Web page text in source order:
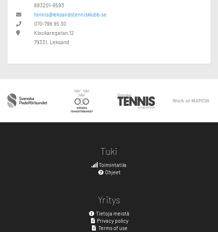
883201-9593
tennis@leksandstennisklubb.se
070-796 95 30
Klockaregatan 12
79331, Leksand
Tuki
Toimintatila
Ohjeet
Yritys
Tietoja meistä
Privacy policy
Terms of use